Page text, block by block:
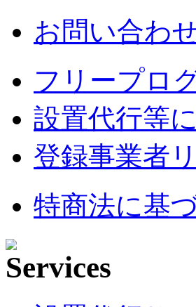
お問い合わ
フリープロ
設置代行等
登録事業者
特商法に基